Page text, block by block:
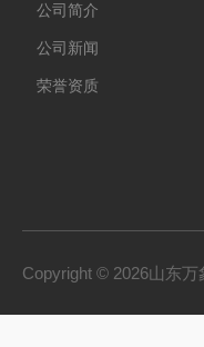
公司简介
公司新闻
荣誉资质
Copyright © 2026山东